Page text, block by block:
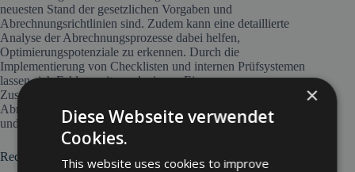
neuesten Stand der gesetzlichen Vorgaben und
Abrechnungsrichtlinien sind. Zudem kann eine detaillierte
Analyse der Abrechnungsprozesse dabei helfen,
Optimierungspotenziale zu erkennen. Durch die
Implementierung von Checklisten und internen Prüfsystemen
lassen sich Fehler weiter reduzieren. Eine enge
Zusammenarbeit mit Steuerberatern und
Abrechnungsspezialisten kann zusätzliche Sicherheit schaffen
und das Risiko von Rückforderungen minimieren.
Rechtliche Aspekte und Compliance
×
Diese Webseite verwendet
Cookies.
This website uses cookies to improve